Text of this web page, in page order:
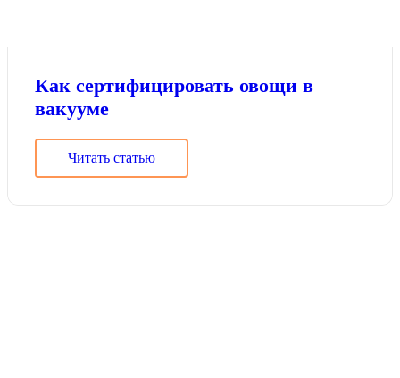
Как сертифицировать овощи в
вакууме
Читать статью